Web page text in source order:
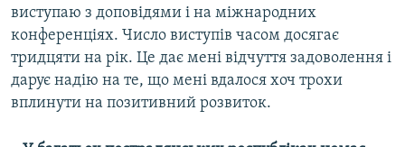
виступаю з доповідями і на міжнародних
конференціях. Число виступів часом досягає
тридцяти на рік. Це дає мені відчуття задоволення і
дарує надію на те, що мені вдалося хоч трохи
вплинути на позитивний розвиток.